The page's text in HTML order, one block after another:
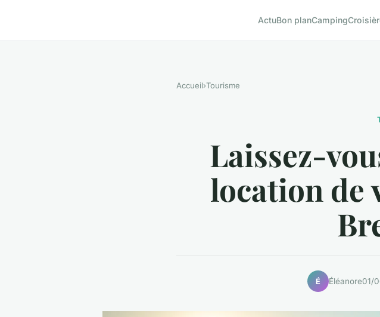
ActuBon planCamping
Accueil›Tourisme
Laissez-
location de
É Éléanore01/